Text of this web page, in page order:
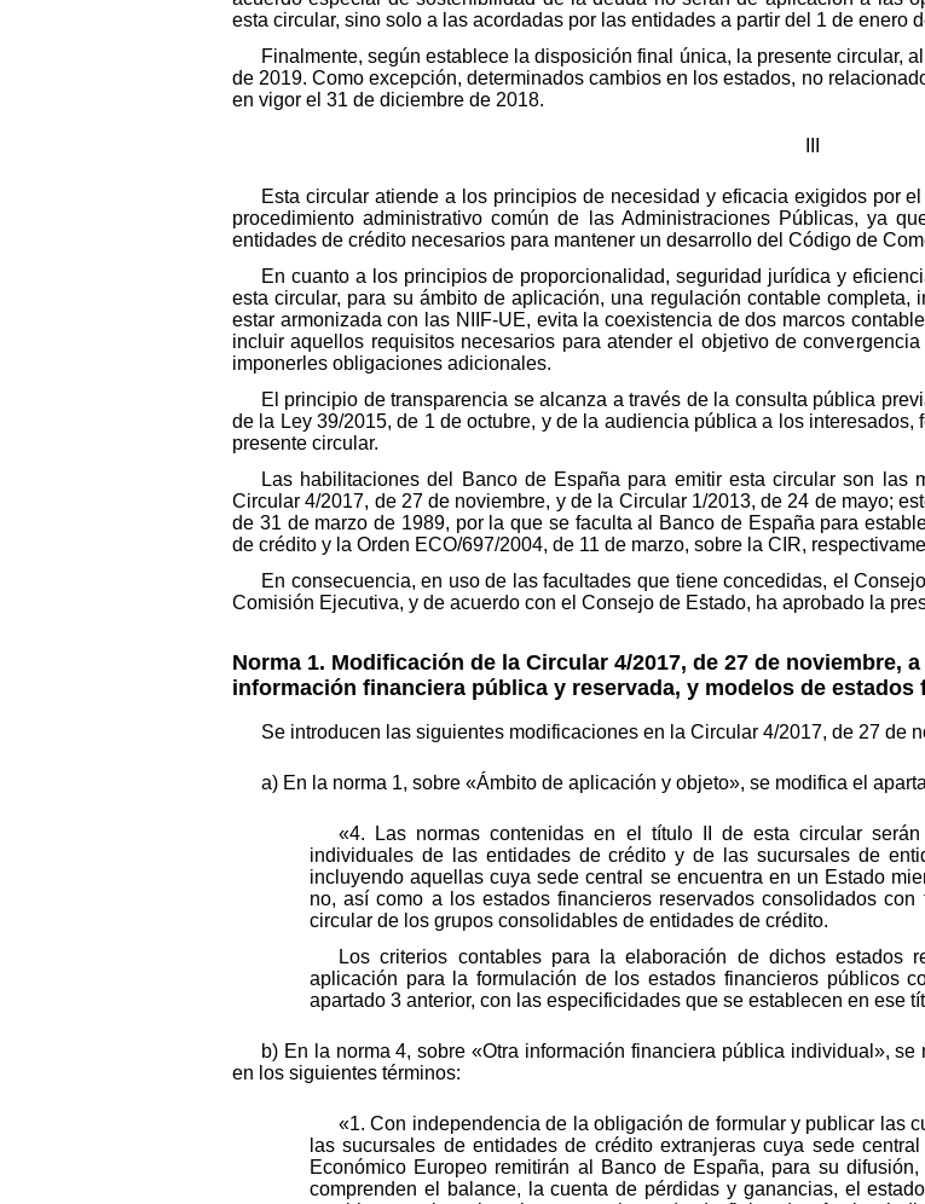
esta circular, sino solo a las acordadas por las entidades a partir del 1 de enero
Finalmente, según establece la disposición final única, la presente circular,
de 2019. Como excepción, determinados cambios en los estados, no
en vigor el 31 de diciembre de 2018.
Esta circular atiende a los principios de necesidad y eficacia exigidos por
procedimiento administrativo común de las Administraciones Públicas, ya
entidades de crédito necesarios para mantener un desarrollo del Código de
En cuanto a los principios de proporcionalidad, seguridad jurídica y
esta circular, para su ámbito de aplicación, una regulación contable completa,
estar armonizada con las NIIF-UE, evita la coexistencia de dos marcos
incluir aquellos requisitos necesarios para atender el objetivo de
imponerles obligaciones adicionales.
El principio de transparencia se alcanza a través de la consulta pública
de la Ley 39/2015, de 1 de octubre, y de la audiencia pública a los
presente circular.
Las habilitaciones del Banco de España para emitir esta circular son
Circular 4/2017, de 27 de noviembre, y de la Circular 1/2013, de 24 de mayo;
de 31 de marzo de 1989, por la que se faculta al Banco de España para
de crédito y la Orden ECO/697/2004, de 11 de marzo, sobre la CIR,
En consecuencia, en uso de las facultades que tiene concedidas, el
Comisión Ejecutiva, y de acuerdo con el Consejo de Estado, ha aprobado la
Norma 1. Modificación de la Circular 4/2017, de 27 de noviembre,
información financiera pública y reservada, y modelos de estados
Se introducen las siguientes modificaciones en la Circular 4/2017, de 27 de
a) En la norma 1, sobre «Ámbito de aplicación y objeto», se modifica el
«4. Las normas contenidas en el título II de esta circular
individuales de las entidades de crédito y de las sucursales de
incluyendo aquellas cuya sede central se encuentra en un Estado
no, así como a los estados financieros reservados consolidados
circular de los grupos consolidables de entidades de crédito.
Los criterios contables para la elaboración de dichos estados
aplicación para la formulación de los estados financieros públicos
apartado 3 anterior, con las especificidades que se establecen en ese
b) En la norma 4, sobre «Otra información financiera pública individual»,
en los siguientes términos:
«1. Con independencia de la obligación de formular y publicar las
las sucursales de entidades de crédito extranjeras cuya sede
Económico Europeo remitirán al Banco de España, para su
comprenden el balance, la cuenta de pérdidas y ganancias, el